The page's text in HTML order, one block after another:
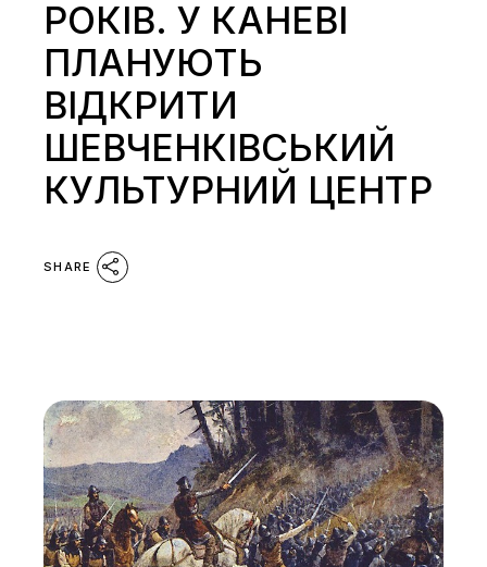
РОКІВ. У КАНЕВІ
ПЛАНУЮТЬ
ВІДКРИТИ
ШЕВЧЕНКІВСЬКИЙ
КУЛЬТУРНИЙ ЦЕНТР
SHARE